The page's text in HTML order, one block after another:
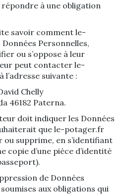
à une obligation
savoir comment le-
Personnelles,
ou s’oppose à leur
peut contacter le-
suivante :
Chelly
46182 Paterna.
doit indiquer les Données
que le-potager.fr
supprime, en s’identifiant
copie d’une pièce d’identité
de Données
aux obligations qui